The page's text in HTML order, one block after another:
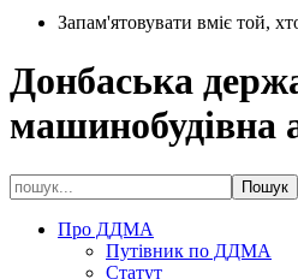
Запам'ятовувати вміє той,
Донбаська
машинобудівна
Про ДДМА
Путівник по ДДМА
Статут